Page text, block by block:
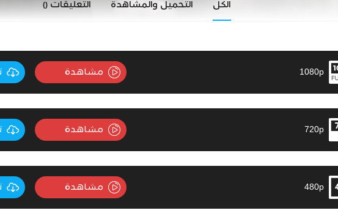
الكل التحميل والمشاهدة التعليقات ()
1080p مشاهدة
720p مشاهدة
480p مشاهدة